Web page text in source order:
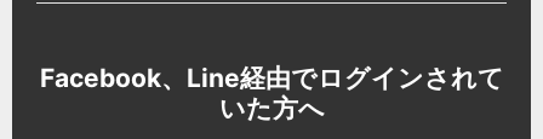
Facebook、Line経由でログインされて
いた方へ